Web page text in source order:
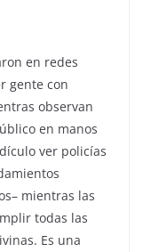
en redes
gente con
observan
en manos
ver policías
mientras las
todas las
Es una